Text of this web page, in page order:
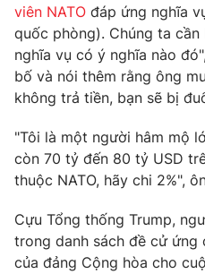
Sản phẩm
Thị trường
Tư vấn
Lịch phát sóng
Emagazine
Video
viên NATO đáp ứng nghĩa
quốc phòng). Chúng ta
nghĩa vụ có ý nghĩa nào
bố và nói thêm rằng ông
không trả tiền, bạn sẽ bị
"Tôi là một người hâm mộ
còn 70 tỷ đến 80 tỷ USD
thuộc NATO, hãy chi 2%",
Cựu Tổng thống Trump,
trong danh sách đề cử ứng
của đảng Cộng hòa cho